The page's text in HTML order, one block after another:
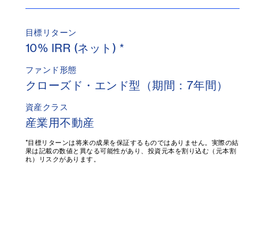
目標リターン
10% IRR (ネット) *
ファンド形態
クローズド・エンド型（期間：7年間）
資産クラス
産業用不動産
*目標リターンは将来の成果を保証するものではありません。実際の結
果は記載の数値と異なる可能性があり、投資元本を割り込む（元本割
れ）リスクがあります。